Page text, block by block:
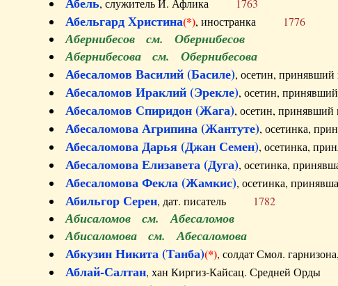
, служитель И. Афлика 1763
Абельгард Христина(*), иностранка 1776
Абернибесов см. Обернибесов
Абернибесова см. Обернибесова
Абесаломов Василий (Басиле), осетин,
Абесаломов Ираклий (Эрекле), осетин,
Абесаломов Спиридон (Жага), осетин,
Абесаломова Агрипина (Жантуте), осетинка,
Абесаломова Дарья (Джан Семен), осетинка,
Абесаломова Елизавета (Дуга), осетинка,
Абесаломова Фекла (Жамкис), осетинка,
Абильгор Серен, дат. писатель 1782
Абисаломов см. Абесаломов
Абисаломова см. Абесаломова
Абкузин Никита (Танба)(*), солдат Смол.
Аблай-Салтан, хан Киргиз-Кайсац. Средней